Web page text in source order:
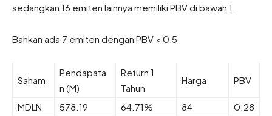
sedangkan 16 emiten lainnya memiliki PBV di bawah 1.
Bahkan ada 7 emiten dengan PBV < 0,5
Saham
Pendapata
n (M)
Return 1
Tahun
Harga PBV
MDLN 578.19 64.71% 84
0.28